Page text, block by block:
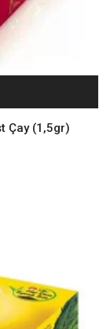
Çay (1,5gr)